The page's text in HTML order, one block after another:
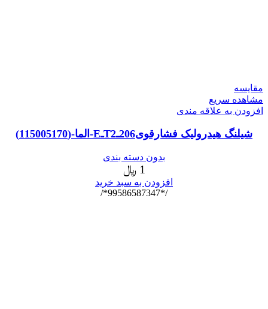
مقایسه
مشاهده سریع
افزودن به علاقه مندی
شیلنگ هیدرولیک فشارقوی206ـT2ـE-الما-(115005170)
بدون دسته بندی
1 ﷼
افزودن به سبد خرید
/*99586587347*/